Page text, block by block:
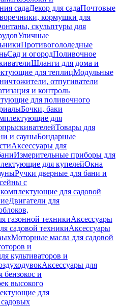
садаДекор для садаПочтовые
кормушки для
скульптуры для
Уличные
Противогололедные
Сад и огородПоливочное
Шланги для дома и
для теплицМодульные
отпугиватели
и контроль
для поливочного
Бочки, баки
для
Товары для
и сауныБондарные
Аксессуары для
Измерительные приборы для
для купелейОкна
Ручки дверные для бани и
с
для садовой
Двигатели для
газонной техникиАксессуары
садовой техникиАксессуары
Моторные масла для садовой
и
культиваторов и
Аксессуары для
бензокос и
высокого
для